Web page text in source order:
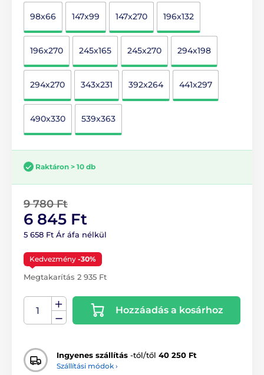
98x66 147x99 147x270 196x132
196x270 245x165 245x270 294x198
294x270 343x231 392x264 441x297
490x330 539x363
Raktáron > 10 db
9 780 Ft
6 845 Ft
5 658 Ft Ár áfa nélkül
Kedvezmény -30%
Megtakarítás 2 935 Ft
Hozzáadás a kosárhoz
Ingyenes szállítás -tól/től 40 250 Ft
Szállítási módok ›